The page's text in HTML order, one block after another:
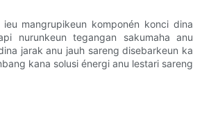
mangrupikeun komponén konci dina
nurunkeun tegangan sakumaha anu
jarak anu jauh sareng disebarkeun ka
kana solusi énergi anu lestari sareng